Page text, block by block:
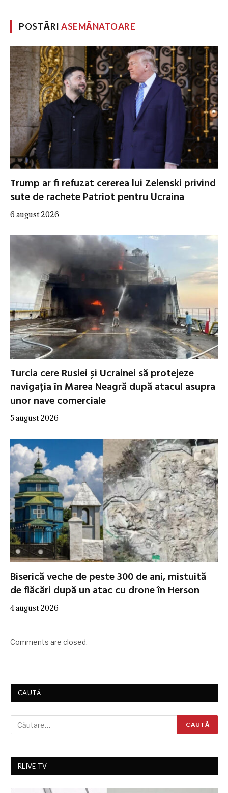
POSTĂRIASEMĂNATOARE
Trump ar fi refuzat cererea lui Zelenski privind
sute de rachete Patriot pentru Ucraina
6 august 2026
Turcia cere Rusiei și Ucrainei să protejeze
navigația în Marea Neagră după atacul asupra
unor nave comerciale
5 august 2026
Biserică veche de peste 300 de ani, mistuită
de flăcări după un atac cu drone în Herson
4 august 2026
Comments are closed.
CAUTĂ
RLIVE TV